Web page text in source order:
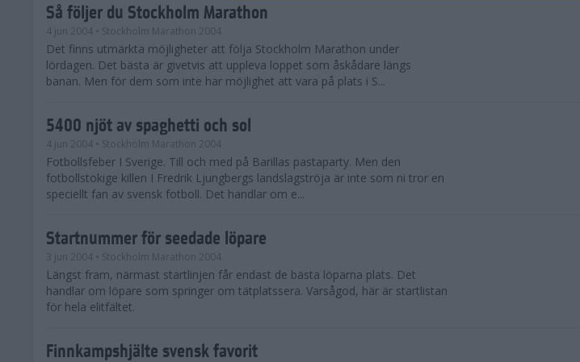
Så följer du Stockholm Marathon
4 jun 2004 • Stockholm Marathon 2004
Det finns utmärkta möjligheter att följa Stockholm Marathon under
lördagen. Det bästa är givetvis att uppleva loppet som åskådare längs
banan. Men för dem som inte har möjlighet att vara på plats i S...
5400 njöt av spaghetti och sol
4 jun 2004 • Stockholm Marathon 2004
Fotbollsfeber I Sverige. Till och med på Barillas pastaparty. Men den
fotbollstokige killen I Fredrik Ljungbergs landslagströja är inte som ni tror en
speciellt fan av svensk fotboll. Det handlar om e...
Startnummer för seedade löpare
3 jun 2004 • Stockholm Marathon 2004
Längst fram, närmast startlinjen får endast de bästa löparna plats. Det
handlar om löpare som springer om tätplatssera. Varsågod, här är startlistan
för hela elitfältet.
Finnkampshjälte svensk favorit